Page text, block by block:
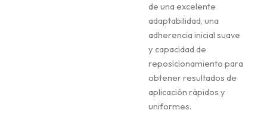
de una excelente
adaptabilidad, una
adherencia inicial suave
y capacidad de
reposicionamiento para
obtener resultados de
aplicación rápidos y
uniformes.